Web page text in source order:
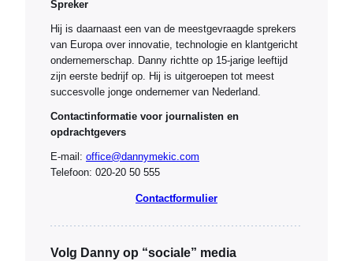
Spreker
Hij is daarnaast een van de meestgevraagde sprekers
van Europa over innovatie, technologie en klantgericht
ondernemerschap. Danny richtte op 15-jarige leeftijd
zijn eerste bedrijf op. Hij is uitgeroepen tot meest
succesvolle jonge ondernemer van Nederland.
Contactinformatie voor journalisten en
opdrachtgevers
E-mail: office@dannymekic.com
Telefoon: 020-20 50 555
Contactformulier
Volg Danny op “sociale” media